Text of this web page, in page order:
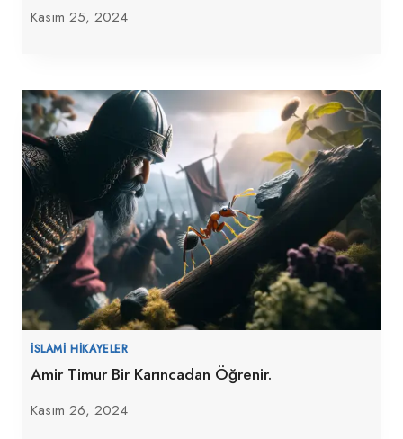
Kasım 25, 2024
İSLAMI HIKAYELER
Amir Timur Bir Karıncadan Öğrenir.
Kasım 26, 2024